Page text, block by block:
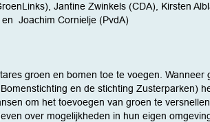
Jantine Zwinkels (CDA), Kirsten
Joachim Cornielje (PvdA)
groen en bomen toe te voegen. Wanneer
en de stichting Zusterparken)
om het toevoegen van groen te
over mogelijkheden in hun eigen